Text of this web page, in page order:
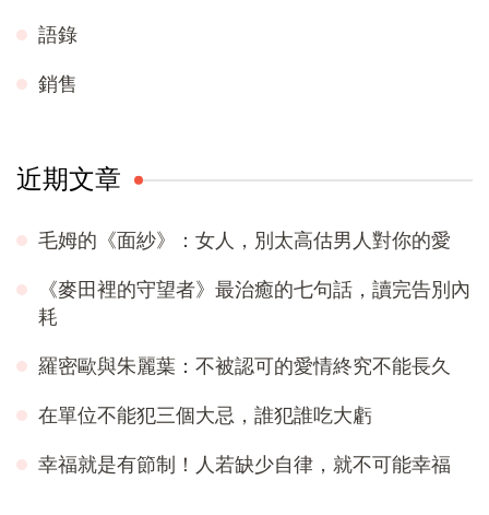
語錄
銷售
近期文章
毛姆的《面紗》：女人，別太高估男人對你的愛
《麥田裡的守望者》最治癒的七句話，讀完告別內
耗
羅密歐與朱麗葉：不被認可的愛情終究不能長久
在單位不能犯三個大忌，誰犯誰吃大虧
幸福就是有節制！人若缺少自律，就不可能幸福